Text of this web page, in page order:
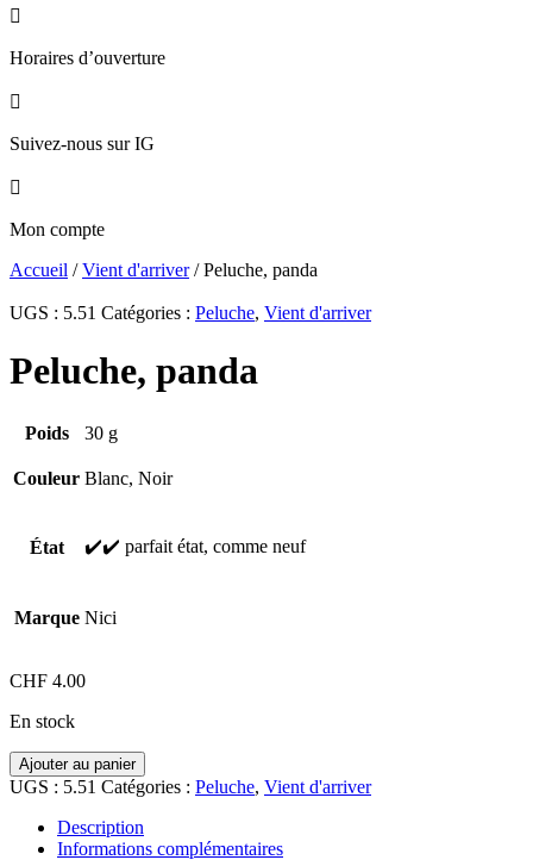

Horaires d’ouverture

Suivez-nous sur IG

Mon compte
Accueil /Vient d'arriver/ Peluche, panda
UGS : 5.51 Catégories : Peluche, Vient d'arriver
Peluche, panda
Poids 30 g
Couleur Blanc, Noir
État ✔️✔️ parfait état, comme neuf
Marque Nici
CHF 4.00
En stock
quantité
de
panda
Ajouter au panier
UGS : 5.51 Catégories : Peluche, Vient d'arriver
Description
Informations complémentaires